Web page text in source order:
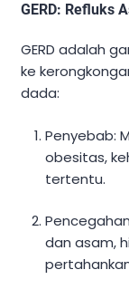
GERD: Refluks
GERD adalah
ke
dada:
Penyebab:
obesitas,
tertentu.
dan asam,